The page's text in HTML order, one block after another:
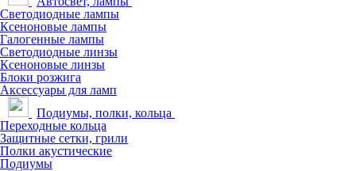
Светодиодные лампы
Ксеноновые лампы
Галогенные лампы
Светодиодные линзы
Ксеноновые линзы
Блоки розжига
Аксессуары для ламп
Подиумы, полки, кольца
Переходные кольца
Защитные сетки, грили
Полки акустические
Подиумы